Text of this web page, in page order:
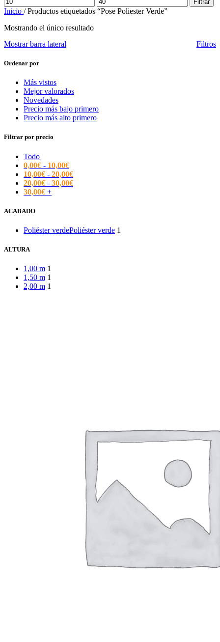
mínimo
máximo
Filtrar
Inicio / Productos etiquetados “Pose Poliester Verde”
Mostrando el único resultado
Mostrar barra lateral
Filtros
Ordenar por
Más vistos
Mejor valorados
Novedades
Precio más bajo primero
Precio más alto primero
Filtrar por precio
Todo
0,00€ - 10,00€
10,00€ - 20,00€
20,00€ - 30,00€
30,00€ +
ACABADO
Poliéster verdePoliéster verde 1
ALTURA
1,00 m 1
1,50 m 1
2,00 m 1